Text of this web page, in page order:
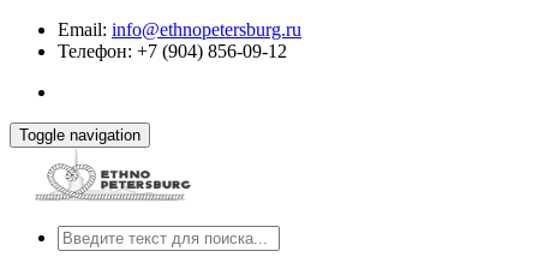
Email: info@ethnopetersburg.ru
Телефон: +7 (904) 856-09-12
Toggle navigation